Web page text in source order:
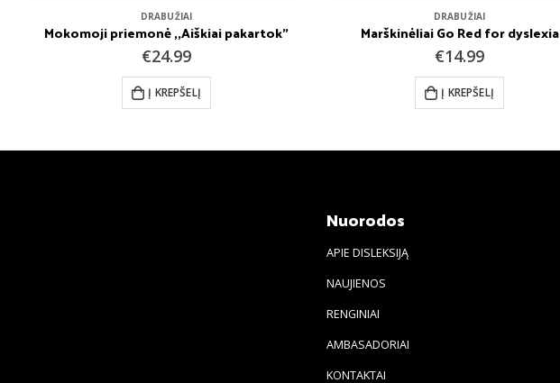
DRABUŽIAI
Mokomoji priemonė ,,Aiškiai pakartok”
€24.99
Į KREPŠELĮ
DRABUŽIAI
Marškinėliai Go Red for dyslexia
€14.99
Į KREPŠELĮ
Nuorodos
APIE DISLEKSIJĄ
NAUJIENOS
RENGINIAI
AMBASADORIAI
KONTAKTAI